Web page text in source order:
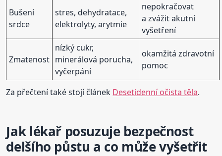
Bušení
srdce
stres, dehydratace,
elektrolyty, arytmie
nepokračovat
a zvážit akutní
vyšetření
Zmatenost
nízký cukr,
minerálová porucha,
vyčerpání
okamžitá zdravotní
pomoc
Za přečtení také stojí článek Desetidenní očista těla.
Jak lékař posuzuje bezpečnost
delšího půstu a co může vyšetřit